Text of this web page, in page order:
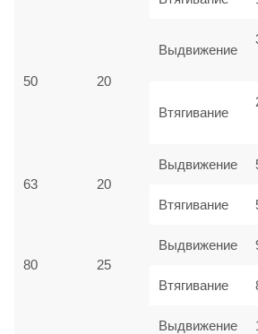
50 20
Выдвижение
Втягивание
63 20
Выдвижение
Втягивание
80 25
Выдвижение
Втягивание
Выдвижение